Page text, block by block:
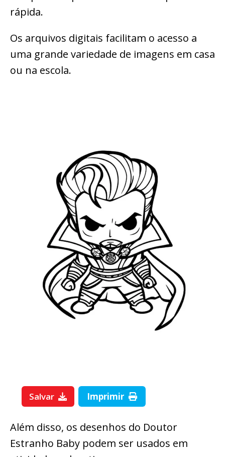
rápida.
Os arquivos digitais facilitam o acesso a
uma grande variedade de imagens em casa
ou na escola.
Salvar Imprimir
Além disso, os desenhos do Doutor
Estranho Baby podem ser usados em